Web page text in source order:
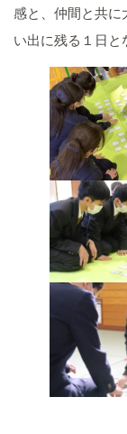
感と、仲間と共に
い出に残る１日と